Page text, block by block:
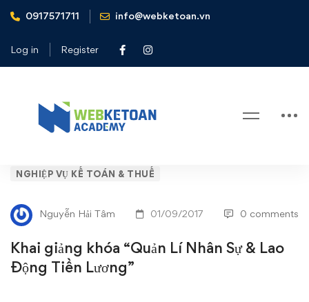
0917571711 info@webketoan.vn
Log in Register
Home
Nghiệp vụ Kế toán & Thuế
Khai
giảng
khóa
“Quản
NGHIỆP VỤ KẾ TOÁN & THUẾ
Nguyễn Hải Tâm 01/09/2017 0 comments
Khai giảng khóa “Quản Lí Nhân Sự & Lao
Động Tiền Lương”